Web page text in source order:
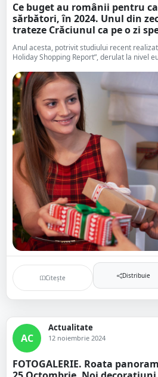
Ce buget au românii pentru
sărbători, în 2024. Unul din
trateze Crăciunul ca pe o zi
Anul acesta, potrivit studiului recent
Holiday Shopping Report”, derulat la nivel
Citește Distribuie
AC
Actualitate
12 noiembrie 2024
FOTOGALERIE. Roata